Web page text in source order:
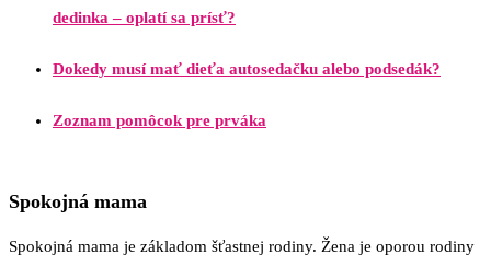
dedinka – oplatí sa prísť?
Dokedy musí mať dieťa autosedačku alebo podsedák?
Zoznam pomôcok pre prváka
Spokojná mama
Spokojná mama je základom šťastnej rodiny. Žena je oporou rodiny